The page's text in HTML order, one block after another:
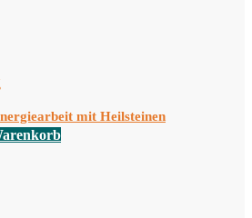
mit Heilsteinen